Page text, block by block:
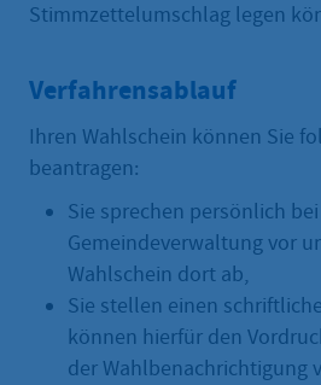
Stimmzettelumschlag legen
Verfahrensablauf
Ihren Wahlschein können Sie
beantragen:
Sie sprechen persönlich
Gemeindeverwaltung vor
Wahlschein dort ab,
Sie stellen einen
können hierfür den
der Wahlbenachrichtigung